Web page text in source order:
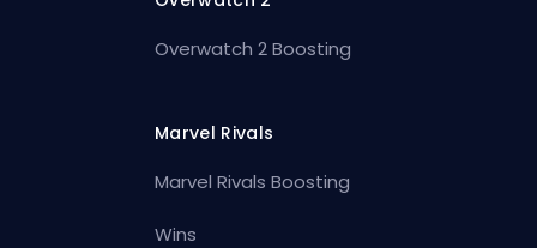
Overwatch 2 Boosting
Marvel Rivals
Marvel Rivals Boosting
Wins